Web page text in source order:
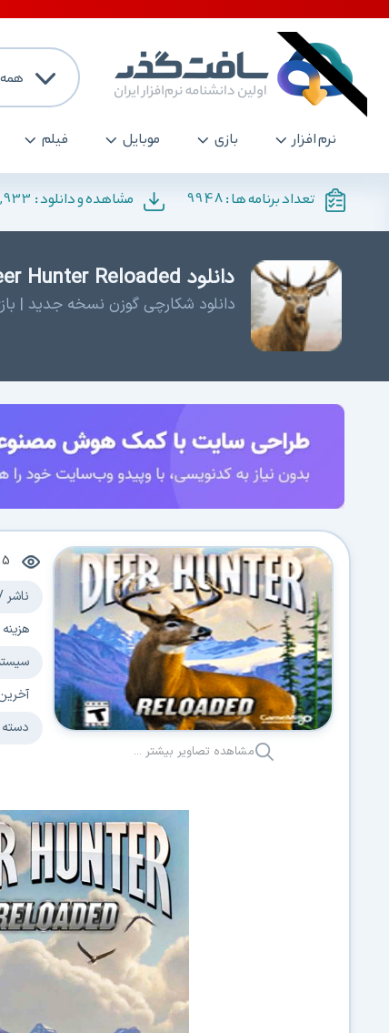
نرم افزار بازی موبایل فیلم
تعداد برنامه ها :9948 مشاهده و دانلود :
دانلود Deer Hunter Reloaded - دانلود بازی شکار حیوانات
دانلود شکارچی گوزن نسخه جدید |
مشاهده تصاویر بیشتر ...
ناشر